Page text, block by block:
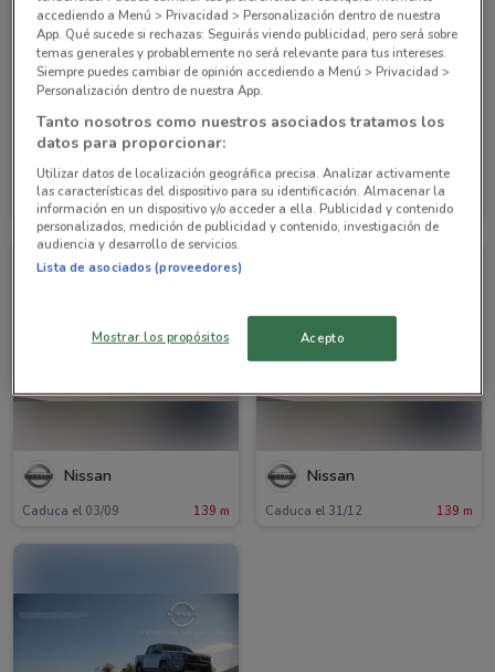
NUEVO
Nissan
Caduca el 05/08 139 m
NUEVO
Nissan
Caduca el 05/08 139 m
Nissan
Caduca el 03/09 139 m
Nissan
Caduca el 31/12 139 m
accediendo a Menú > Privacidad > Personalización dentro de nuestra
App. Qué sucede si rechazas: Seguirás viendo publicidad, pero será sobre
temas generales y probablemente no será relevante para tus intereses.
Siempre puedes cambiar de opinión accediendo a Menú > Privacidad >
Personalización dentro de nuestra App.
Tanto nosotros como nuestros asociados tratamos los
datos para proporcionar:
Utilizar datos de localización geográfica precisa. Analizar activamente
las características del dispositivo para su identificación. Almacenar la
información en un dispositivo y/o acceder a ella. Publicidad y contenido
personalizados, medición de publicidad y contenido, investigación de
audiencia y desarrollo de servicios.
Lista de asociados (proveedores)
Mostrar los propósitos Acepto